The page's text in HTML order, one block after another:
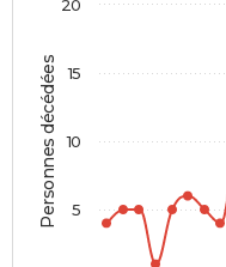
Personnes décédées 5
10
15
20